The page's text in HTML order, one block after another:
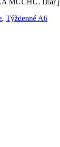
, Týždenné A6